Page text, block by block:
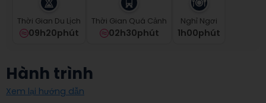
get
the
for
changing
dates.
Thời Gian Du Lịch
09h20phút
Thời Gian Quá Cảnh
02h30phút
Nghỉ Ngơi
1H00Phút
Hành trình
Xem lại hướng dẫn